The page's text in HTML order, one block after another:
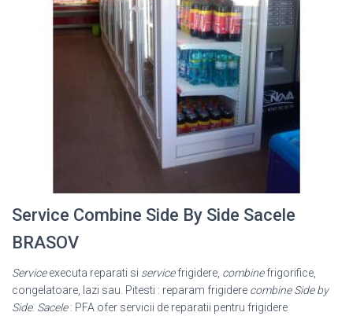
Service Combine Side By Side Sacele
BRASOV
Serviceexecuta reparati si servicefrigidere, combinefrigorifice,
congelatoare, lazi sau. Pitesti : reparam frigidere combine Side by
Side. Sacele: PFA ofer servicii de reparatii pentru frigidere